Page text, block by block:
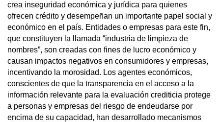
crea inseguridad económica y jurídica para quienes
ofrecen crédito y desempeñan un importante papel social y
económico en el país. Entidades o empresas para este fin,
que constituyen la llamada “industria de limpieza de
nombres”, son creadas con fines de lucro económico y
causan impactos negativos en consumidores y empresas,
incentivando la morosidad. Los agentes económicos,
conscientes de que la transparencia en el acceso a la
información relevante para la evaluación crediticia protege
a personas y empresas del riesgo de endeudarse por
encima de su capacidad, han desarrollado mecanismos